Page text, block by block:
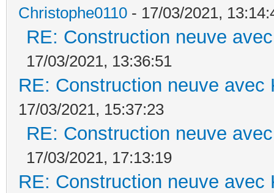
Christophe0110 - 17/03/2021,
RE: Construction neuve
17/03/2021, 13:36:51
RE: Construction neuve avec
17/03/2021, 15:37:23
RE: Construction neuve
17/03/2021, 17:13:19
RE: Construction neuve avec